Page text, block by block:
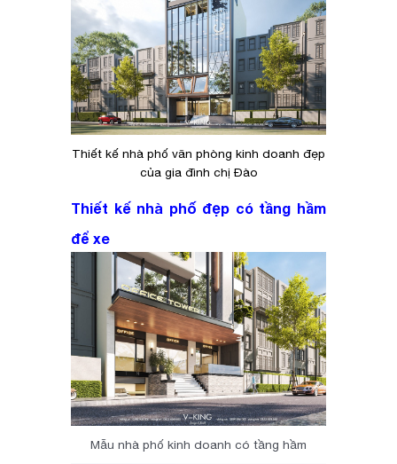
Thiết kế nhà phố văn phòng kinh doanh đẹp
của gia đình chị Đào
Thiết kế nhà phố đẹp có tầng hầm
để xe
Mẫu nhà phố kinh doanh có tầng hầm